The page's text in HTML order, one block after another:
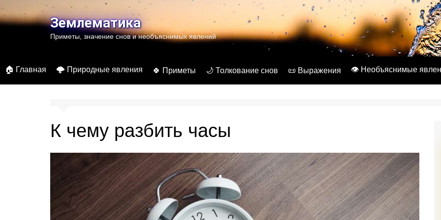
к
содержимомуЗемлематика
Приметы, значение снов и необъяснимых явлений
🏠 Главная 🌩️ Природные явления 🍀 Приметы 🌙 Толкование снов 📜 Выражения 👁️ Необъяснимые
К чему разбить часы